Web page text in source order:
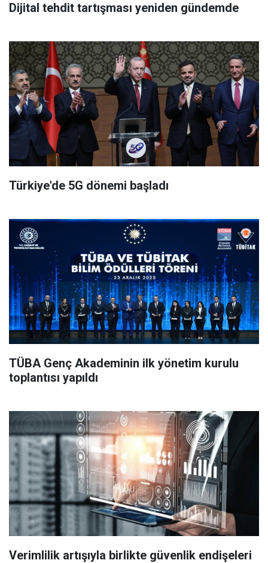
Dijital tehdit tartışması yeniden gündemde
Türkiye'de 5G dönemi başladı
TÜBA Genç Akademinin ilk yönetim kurulu
toplantısı yapıldı
Verimlilik artışıyla birlikte güvenlik endişeleri